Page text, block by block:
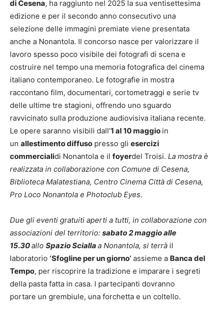
di Cesena, ha raggiunto nel 2025 la sua ventisettesima
edizione e per il secondo anno consecutivo una
selezione delle immagini premiate viene presentata
anche a Nonantola. Il concorso nasce per valorizzare il
lavoro spesso poco visibile dei fotografi di scena e
costruire nel tempo una memoria fotografica del cinema
italiano contemporaneo. Le fotografie in mostra
raccontano film, documentari, cortometraggi e serie tv
delle ultime tre stagioni, offrendo uno sguardo
ravvicinato sulla produzione audiovisiva italiana recente.
Le opere saranno visibili dall’1 al 10 maggio in
un allestimento diffuso presso gli esercizi
commercialidi Nonantola e il foyerdel Troisi. La mostra è
realizzata in collaborazione con Comune di Cesena,
Biblioteca Malatestiana, Centro Cinema Città di Cesena,
Pro Loco Nonantola e Photoclub Eyes.
Due gli eventi gratuiti aperti a tutti, in collaborazione con
associazioni del territorio: sabato 2 maggio alle
15.30allo Spazio Scialla a Nonantola, si terrà il
laboratorio ‘Sfogline per un giorno’ assieme a Banca del
Tempo, per riscoprire la tradizione e imparare i segreti
della pasta fatta in casa. I partecipanti dovranno
portare un grembiule, una forchetta e un coltello.